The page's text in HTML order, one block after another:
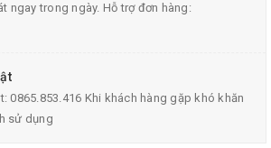
lắp)
Dark-ON / Light-ON (có thể chọn)
Đối tượng mờ (2 x 0,8 mm phút)
ngay trong ngày. Hỗ trợ đơn hàng:
0865.853.416 Khi khách hàng gặp khó khăn
sử dụng